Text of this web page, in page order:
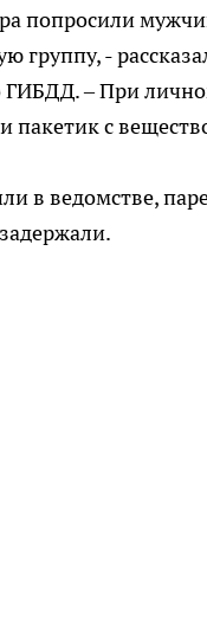
попросили
группу, -
ГИБДД. – При
пакетик с
в ведомстве,